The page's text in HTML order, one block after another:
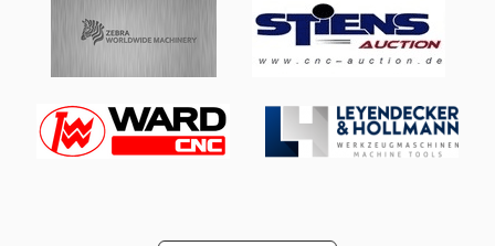
Scania Tipper
Schneider Controller